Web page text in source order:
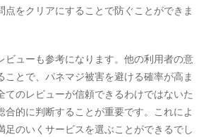
点をクリアにすることで防ぐことができま
ビューも参考になります。他の利用者の意
ことで、パネマジ被害を避ける確率が高ま
てのレビューが信頼できるわけではないた
合的に判断することが重要です。これによ
足のいくサービスを選ぶことができるでし